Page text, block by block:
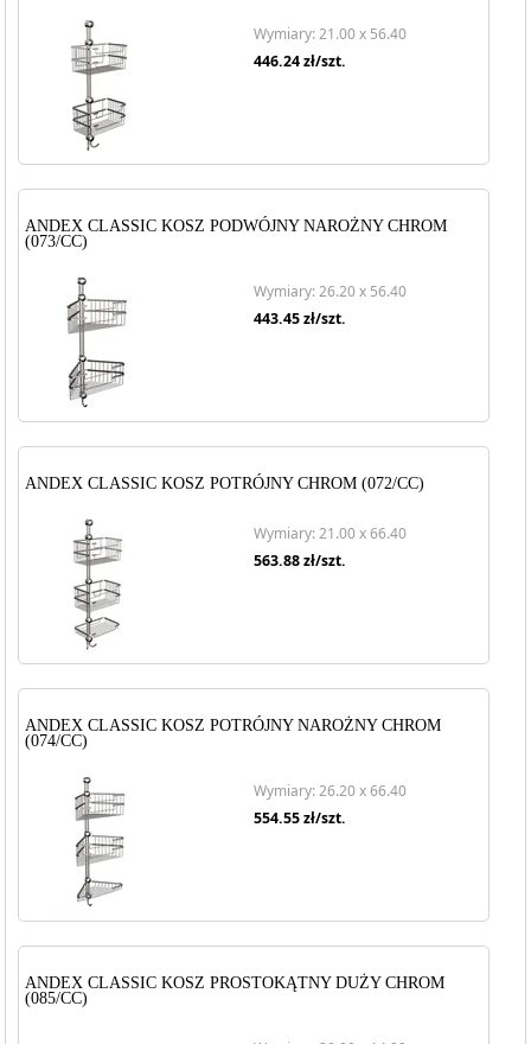
Wymiary: 21.00 x 56.40
446.24zł/szt.
ANDEX CLASSIC KOSZ PODWÓJNY NAROŻNY CHROM
(073/CC)
Wymiary: 26.20 x 56.40
443.45zł/szt.
ANDEX CLASSIC KOSZ POTRÓJNY CHROM (072/CC)
Wymiary: 21.00 x 66.40
563.88zł/szt.
ANDEX CLASSIC KOSZ POTRÓJNY NAROŻNY CHROM
(074/CC)
Wymiary: 26.20 x 66.40
554.55zł/szt.
ANDEX CLASSIC KOSZ PROSTOKĄTNY DUŻY CHROM
(085/CC)